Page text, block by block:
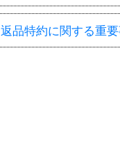
返品特約に関する重